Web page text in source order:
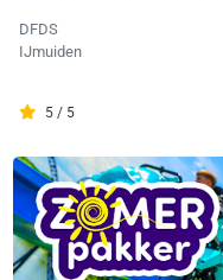
DFDS
IJmuiden
5 / 5